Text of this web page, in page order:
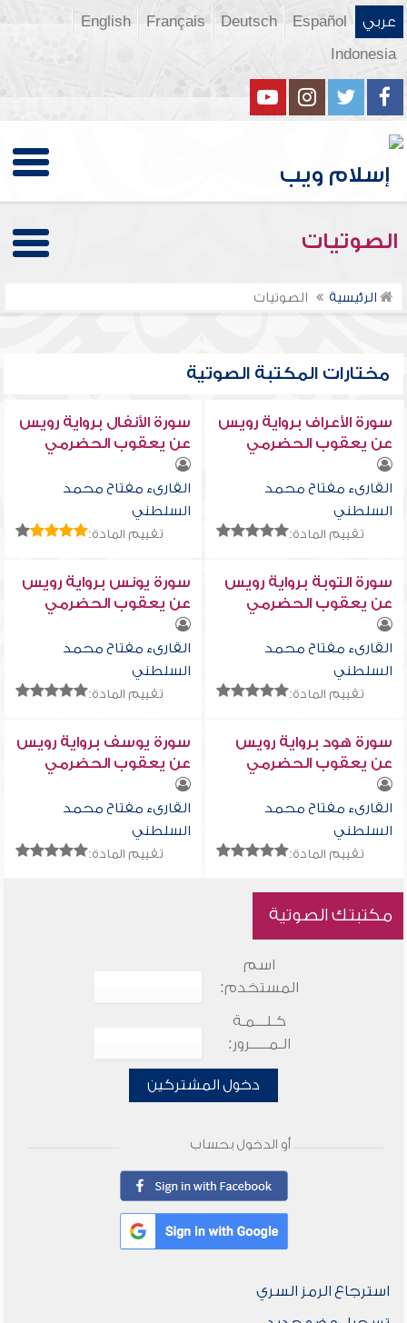
عربي Español
Deutsch
Français
English
Indonesia
الصوتيات
الرئيسية الصوتيات
مختارات المكتبة الصوتية
سورة الأعراف برواية رويس
عن يعقوب الحضرمي
القارىء مفتاح محمد
السلطني
تقييم المادة:
سورة الأنفال برواية رويس
عن يعقوب الحضرمي
القارىء مفتاح محمد
السلطني
تقييم المادة:
سورة التوبة برواية رويس
عن يعقوب الحضرمي
القارىء مفتاح محمد
السلطني
تقييم المادة:
سورة يونس برواية رويس
عن يعقوب الحضرمي
القارىء مفتاح محمد
السلطني
تقييم المادة:
سورة هود برواية رويس
عن يعقوب الحضرمي
القارىء مفتاح محمد
السلطني
تقييم المادة:
سورة يوسف برواية رويس
عن يعقوب الحضرمي
القارىء مفتاح محمد
السلطني
تقييم المادة:
مكتبتك الصوتية
اسم
المستخدم:
كـلـــمـة
الـمـــــرور:
دخول المشتركين
أو الدخول بحساب
استرجاع الرمز السري